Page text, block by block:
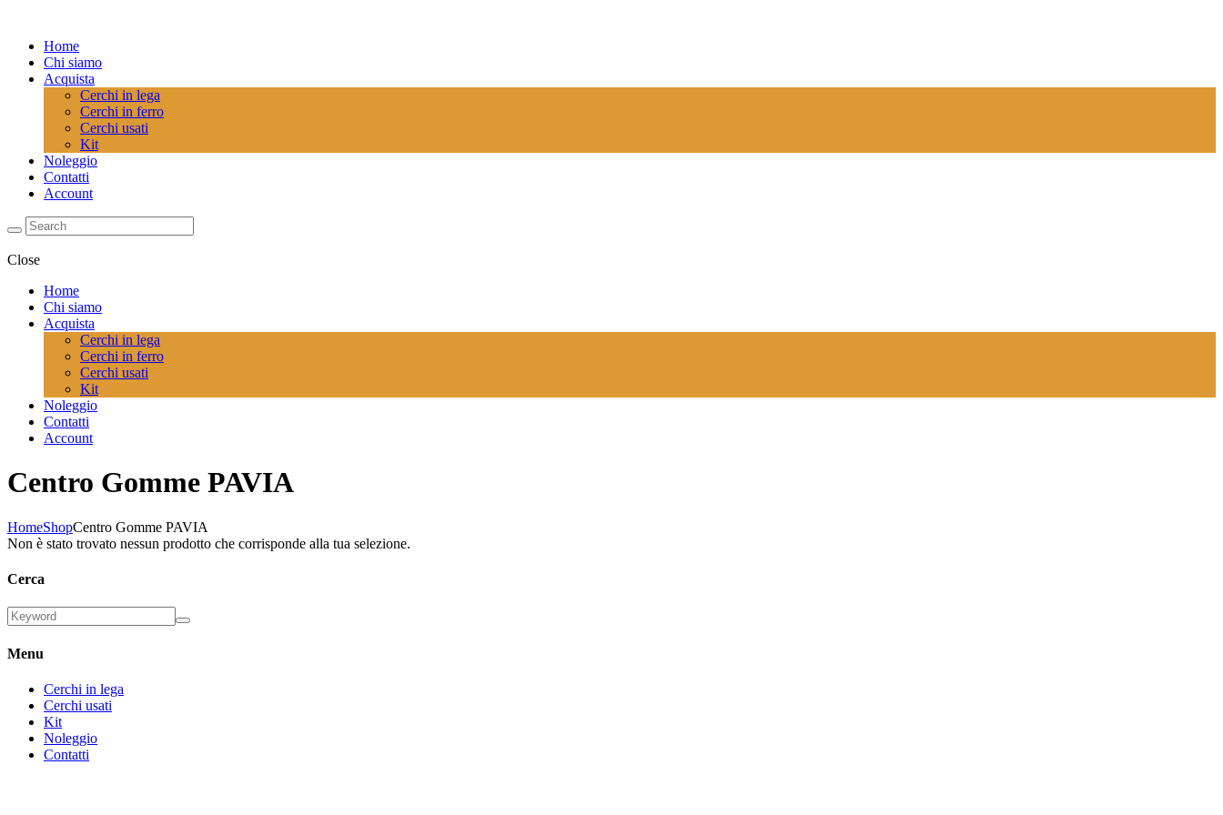
Home
Chi siamo
Acquista
Cerchi in lega
Cerchi in ferro
Cerchi usati
Kit
Noleggio
Contatti
Account
Close
Home
Chi siamo
Acquista
Cerchi in lega
Cerchi in ferro
Cerchi usati
Kit
Noleggio
Contatti
Account
Centro Gomme PAVIA
HomeShopCentro Gomme PAVIA
Non è stato trovato nessun prodotto che corrisponde alla tua selezione.
Cerca
Menu
Cerchi in lega
Cerchi usati
Kit
Noleggio
Contatti